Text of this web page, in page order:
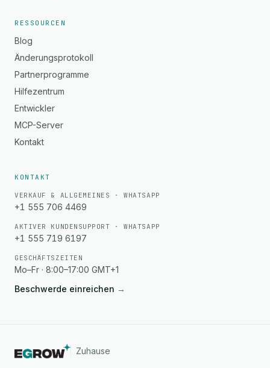
RESSOURCEN
Blog
Änderungsprotokoll
Partnerprogramme
Hilfezentrum
Entwickler
MCP-Server
Kontakt
KONTAKT
VERKAUF & ALLGEMEINES · WHATSAPP
+1 555 706 4469
AKTIVER KUNDENSUPPORT · WHATSAPP
+1 555 719 6197
GESCHÄFTSZEITEN
Mo–Fr · 8:00–17:00 GMT+1
Beschwerde einreichen →
Zuhause